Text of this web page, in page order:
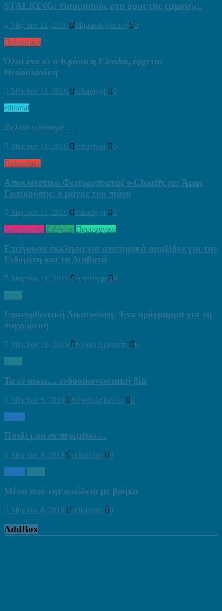
STALKING: Θαυμασμός στα όρια της εμμονής..
Μαρτίου 11, 2016 Μίρκα Αρβανίτη
0
Πολιτισμός
Όλοι ένα κι ο Κράου η Ελπίδα, έρχεται
Θεσσαλονίκη
Μαρτίου 11, 2016 echaritygr
0
editorial
Ξελασπώνουμε…
Μαρτίου 11, 2016 echaritygr
0
Πολιτισμός
Αποκλειστικό Φωτορεπορτάζ e-Charity.gr: Άρης
Γραικούσης, ο μάγος του πιάνο
Μαρτίου 11, 2016 echaritygr
1
Αλληλεγγύη Ειδήσεις Προσφυγικό
Επείγουσα έκκληση για αναπηρικά αμαξίδια για την
Ειδομένη και τα Διαβατά
Μαρτίου 10, 2016 echaritygr
0
Επανορθωτική Δικαιοσύνη: Ένα πρόγραμμα για τη
συγχώρεση
Μαρτίου 10, 2016 Μίρκα Αρβανίτη
0
Τα εν οίκω… ενδοοικογενειακή βία
Μαρτίου 9, 2016 Μίρκα Αρβανίτη
0
Λέξεις
Παιδί μου σε περιμένω…
Μαρτίου 8, 2016 echaritygr
0
Λέξεις
Μέσα από την απώλεια με βρήκα
Μαρτίου 8, 2016 echaritygr 0
AddBox